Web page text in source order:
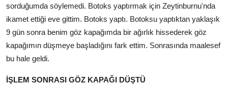
sorduğumda söylemedi. Botoks yaptırmak için Zeytinburnu'nda
ikamet ettiği eve gittim. Botoks yaptı. Botoksu yaptıktan yaklaşık
9 gün sonra benim göz kapağımda bir ağırlık hissederek göz
kapağımın düşmeye başladığını fark ettim. Sonrasında maalesef
bu hale geldi.
İŞLEM SONRASI GÖZ KAPAĞI DÜŞTÜ